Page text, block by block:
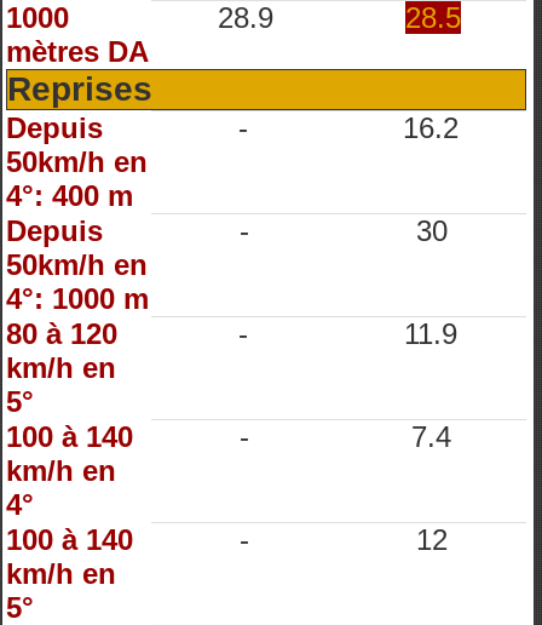
1000
mètres DA
28.9 28.5
Reprises
Depuis
50km/h en
4°: 400 m
- 16.2
Depuis
50km/h en
4°: 1000 m
- 30
80 à 120
km/h en
5°
- 11.9
100 à 140
km/h en
4°
- 7.4
100 à 140
km/h en
5°
- 12